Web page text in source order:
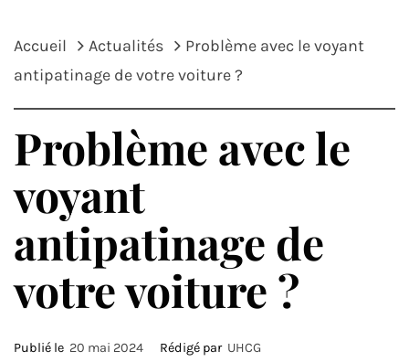
Accueil Actualités
Problème avec le voyant
antipatinage de votre voiture ?
Problème avec le
voyant
antipatinage de
votre voiture ?
Publié le 20 mai 2024 Rédigé par UHCG